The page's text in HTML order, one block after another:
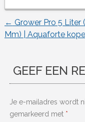
← Grower Pro 5 Liter
Mm) | Aquaforte
GEEF EEN
Je e-mailadres wordt
gemarkeerd met *